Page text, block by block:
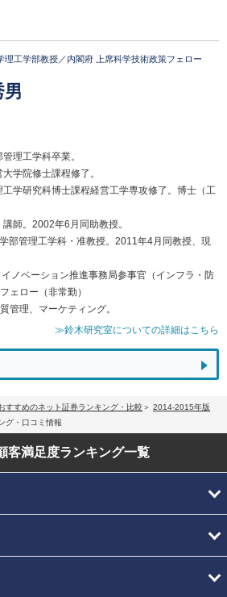
理工学部教授／内閣府 上席科学技術政策フェロー
理工学科卒業。
学院修士課程修了。
学研究科博士課程経営工学専攻修了。博士（工
師。2002年6月同助教授。
部管理工学科・准教授。2011年4月同教授、現
ノベーション推進事務局参事官（インフラ・防
ェロー（非常勤）
管理、マーケティング。
≫鈴木研究室についての詳細はこちら
すすめのネット証券ランキング・比較
2014-2015年版
グ・口コミ情報
客満足度ランキング一覧